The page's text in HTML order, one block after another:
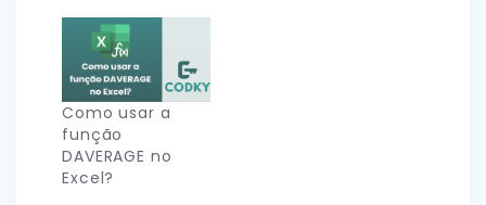
Como usar a
função
DAVERAGE no
Excel?